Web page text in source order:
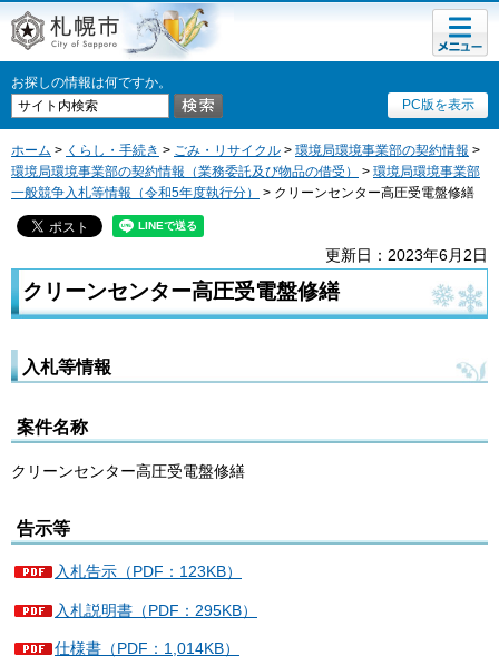
札幌市
お探しの情報は何ですか。
PC版を表示
メニュ
ー
ホーム > くらし・手続き > ごみ・リサイクル > 環境局環境事業部の契約情報 >
環境局環境事業部の契約情報（業務委託及び物品の借受）
> 環境局環境事業部
一般競争入札等情報（令和5年度執行分）
> クリーンセンター高圧受電盤修繕
更新日：2023年6月2日
クリーンセンター高圧受電盤修繕
入札等情報
案件名称
クリーンセンター高圧受電盤修繕
告示等
入札告示（PDF：123KB）
入札説明書（PDF：295KB）
仕様書（PDF：1,014KB）